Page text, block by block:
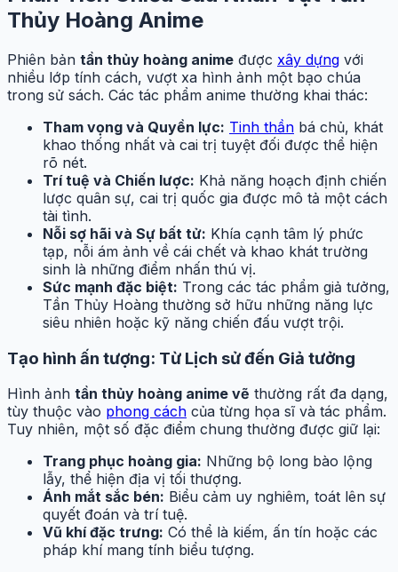
Thủy Hoàng Anime
Phiên bản tần thủy hoàng anime được xây dựng với
nhiều lớp tính cách, vượt xa hình ảnh một bạo chúa
trong sử sách. Các tác phẩm anime thường khai thác:
Tham vọng và Quyền lực: Tinh thần bá chủ, khát
khao thống nhất và cai trị tuyệt đối được thể hiện
rõ nét.
Trí tuệ và Chiến lược: Khả năng hoạch định chiến
lược quân sự, cai trị quốc gia được mô tả một cách
tài tình.
Nỗi sợ hãi và Sự bất tử: Khía cạnh tâm lý phức
tạp, nỗi ám ảnh về cái chết và khao khát trường
sinh là những điểm nhấn thú vị.
Sức mạnh đặc biệt: Trong các tác phẩm giả tưởng,
Tần Thủy Hoàng thường sở hữu những năng lực
siêu nhiên hoặc kỹ năng chiến đấu vượt trội.
Tạo hình ấn tượng: Từ Lịch sử đến Giả tưởng
Hình ảnh tần thủy hoàng anime vẽ thường rất đa dạng,
tùy thuộc vào phong cách của từng họa sĩ và tác phẩm.
Tuy nhiên, một số đặc điểm chung thường được giữ lại:
Trang phục hoàng gia: Những bộ long bào lộng
lẫy, thể hiện địa vị tối thượng.
Ánh mắt sắc bén: Biểu cảm uy nghiêm, toát lên sự
quyết đoán và trí tuệ.
Vũ khí đặc trưng: Có thể là kiếm, ấn tín hoặc các
pháp khí mang tính biểu tượng.